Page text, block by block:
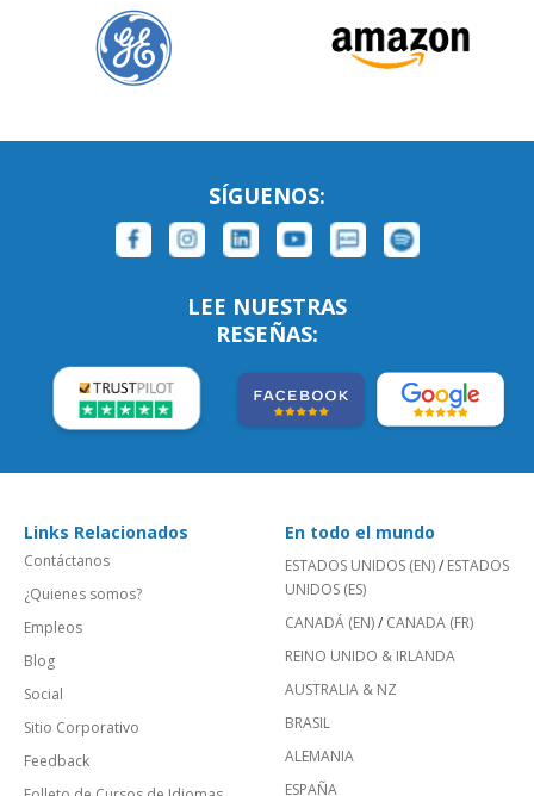
SÍGUENOS:
LEE NUESTRAS
RESEÑAS:
Links Relacionados
Contáctanos
¿Quienes somos?
Empleos
Blog
Social
Sitio Corporativo
Feedback
En todo el mundo
ESTADOS UNIDOS (EN)/ ESTADOS
UNIDOS (ES)
CANADÁ (EN)/ CANADA (FR)
REINO UNIDO & IRLANDA
AUSTRALIA & NZ
BRASIL
ALEMANIA
ESPAÑA